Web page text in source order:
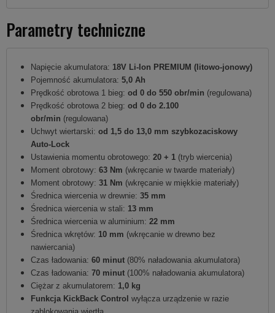
Parametry techniczne
Napięcie akumulatora: 18V Li-Ion PREMIUM (litowo-jonowy)
Pojemność akumulatora: 5,0 Ah
Prędkość obrotowa 1 bieg: od 0 do 550 obr/min (regulowana)
Prędkość obrotowa 2 bieg: od 0 do 2.100
obr/min (regulowana)
Uchwyt wiertarski: od 1,5 do 13,0 mm szybkozaciskowy
Auto-Lock
Ustawienia momentu obrotowego: 20 + 1 (tryb wiercenia)
Moment obrotowy: 63 Nm (wkręcanie w twarde materiały)
Moment obrotowy: 31 Nm (wkręcanie w miękkie materiały)
Średnica wiercenia w drewnie: 35 mm
Średnica wiercenia w stali: 13 mm
Średnica wiercenia w aluminium: 22 mm
Średnica wkrętów: 10 mm (wkręcanie w drewno bez
nawiercania)
Czas ładowania: 60 minut (80% naładowania akumulatora)
Czas ładowania: 70 minut (100% naładowania akumulatora)
Ciężar z akumulatorem: 1,0 kg
Funkcja KickBack Control wyłącza urządzenie w razie